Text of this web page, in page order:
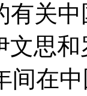
有关
文思
间在